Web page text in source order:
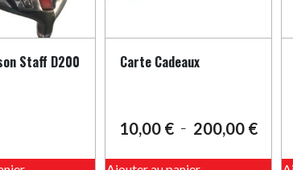
Staff D200 Carte Cadeaux
10,00 € – 200,00 €
Plage
prix :